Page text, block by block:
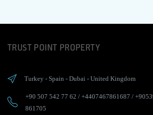
TRUST POINT PROPERTY
Turkey - Spain - Dubai - United Kingdom
+90 507 542 77 62 / +4407467861687 /
861705